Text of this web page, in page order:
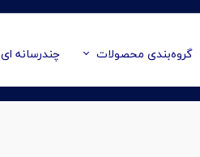
گروه‌بندی محصولات چندرسانه ای